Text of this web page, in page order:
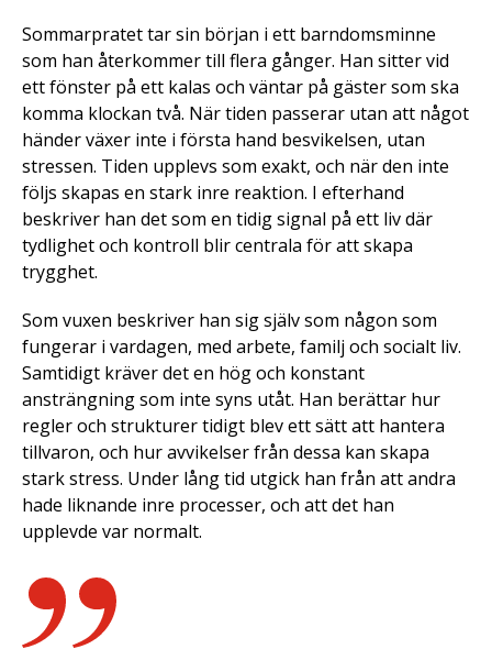
Sommarpratet tar sin början i ett barndomsminne
som han återkommer till flera gånger. Han sitter vid
ett fönster på ett kalas och väntar på gäster som ska
komma klockan två. När tiden passerar utan att något
händer växer inte i första hand besvikelsen, utan
stressen. Tiden upplevs som exakt, och när den inte
följs skapas en stark inre reaktion. I efterhand
beskriver han det som en tidig signal på ett liv där
tydlighet och kontroll blir centrala för att skapa
trygghet.
Som vuxen beskriver han sig själv som någon som
fungerar i vardagen, med arbete, familj och socialt liv.
Samtidigt kräver det en hög och konstant
ansträngning som inte syns utåt. Han berättar hur
regler och strukturer tidigt blev ett sätt att hantera
tillvaron, och hur avvikelser från dessa kan skapa
stark stress. Under lång tid utgick han från att andra
hade liknande inre processer, och att det han
upplevde var normalt.